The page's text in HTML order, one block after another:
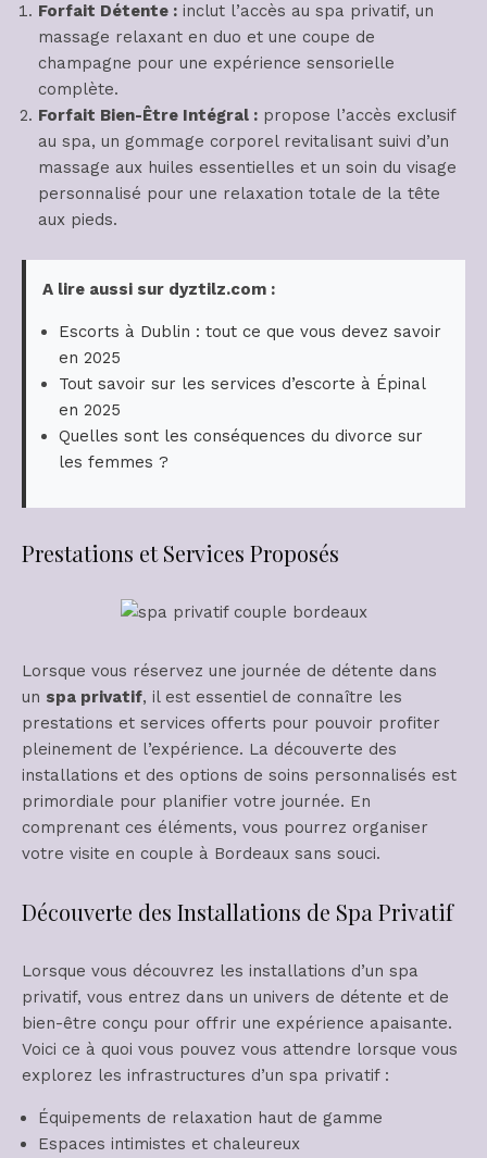
Forfait Détente : inclut l’accès au spa privatif, un
massage relaxant en duo et une coupe de
champagne pour une expérience sensorielle
complète.
Forfait Bien-Être Intégral : propose l’accès exclusif
au spa, un gommage corporel revitalisant suivi d’un
massage aux huiles essentielles et un soin du visage
personnalisé pour une relaxation totale de la tête
aux pieds.
A lire aussi sur dyztilz.com :
Escorts à Dublin : tout ce que vous devez savoir
en 2025
Tout savoir sur les services d’escorte à Épinal
en 2025
Quelles sont les conséquences du divorce sur
les femmes ?
Prestations et Services Proposés
Lorsque vous réservez une journée de détente dans
un spa privatif, il est essentiel de connaître les
prestations et services offerts pour pouvoir profiter
pleinement de l’expérience. La découverte des
installations et des options de soins personnalisés est
primordiale pour planifier votre journée. En
comprenant ces éléments, vous pourrez organiser
votre visite en couple à Bordeaux sans souci.
Découverte des Installations de Spa Privatif
Lorsque vous découvrez les installations d’un spa
privatif, vous entrez dans un univers de détente et de
bien-être conçu pour offrir une expérience apaisante.
Voici ce à quoi vous pouvez vous attendre lorsque vous
explorez les infrastructures d’un spa privatif :
Équipements de relaxation haut de gamme
Espaces intimistes et chaleureux